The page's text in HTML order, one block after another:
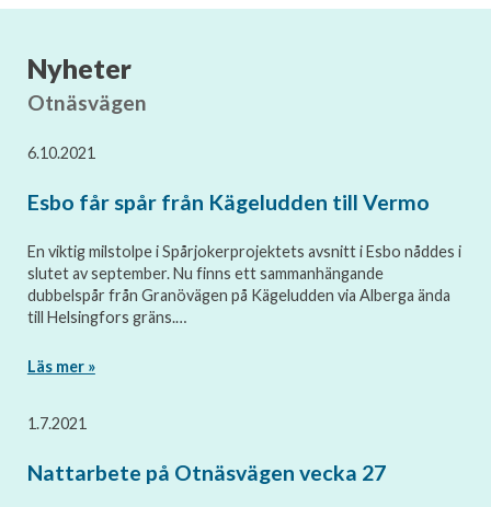
Nyheter
Otnäsvägen
6.10.2021
Esbo får spår från Kägeludden till Vermo
En viktig milstolpe i Spårjokerprojektets avsnitt i Esbo nåddes i
slutet av september. Nu finns ett sammanhängande
dubbelspår från Granövägen på Kägeludden via Alberga ända
till Helsingfors gräns.…
Läs mer »
1.7.2021
Nattarbete på Otnäsvägen vecka 27